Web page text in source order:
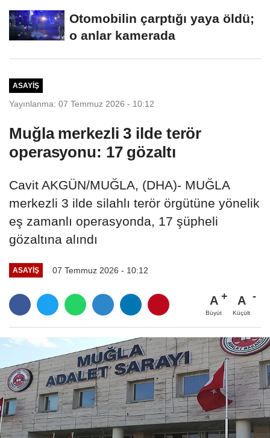
Otomobilin çarptığı yaya öldü;
o anlar kamerada
ASAYIŞ
Yayınlanma: 07 Temmuz 2026 - 10:12
Muğla merkezli 3 ilde terör
operasyonu: 17 gözaltı
Cavit AKGÜN/MUĞLA, (DHA)- MUĞLA
merkezli 3 ilde silahlı terör örgütüne yönelik
eş zamanlı operasyonda, 17 şüpheli
gözaltına alındı
ASAYIŞ 07 Temmuz 2026 - 10:12
A
Büyüt
A
Küçült